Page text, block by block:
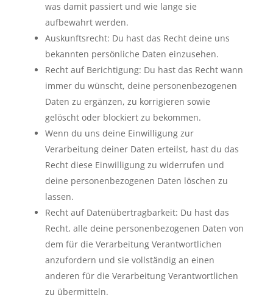
was damit passiert und wie lange sie
aufbewahrt werden.
Auskunftsrecht: Du hast das Recht deine uns
bekannten persönliche Daten einzusehen.
Recht auf Berichtigung: Du hast das Recht wann
immer du wünscht, deine personenbezogenen
Daten zu ergänzen, zu korrigieren sowie
gelöscht oder blockiert zu bekommen.
Wenn du uns deine Einwilligung zur
Verarbeitung deiner Daten erteilst, hast du das
Recht diese Einwilligung zu widerrufen und
deine personenbezogenen Daten löschen zu
lassen.
Recht auf Datenübertragbarkeit: Du hast das
Recht, alle deine personenbezogenen Daten von
dem für die Verarbeitung Verantwortlichen
anzufordern und sie vollständig an einen
anderen für die Verarbeitung Verantwortlichen
zu übermitteln.